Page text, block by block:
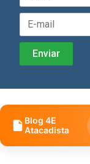
Blog 4E
Atacadista